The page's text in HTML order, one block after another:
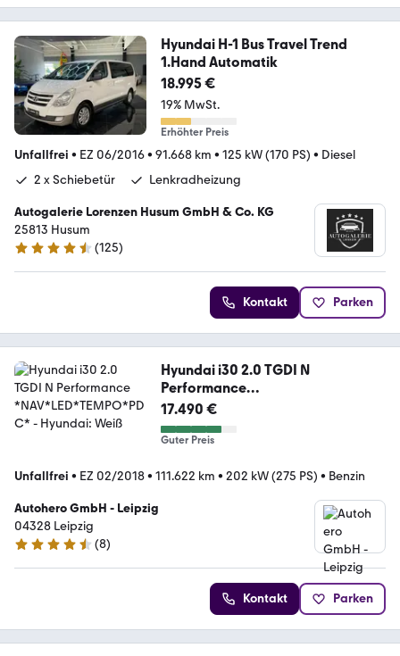
Hyundai H-1 Bus Travel Trend
1.Hand Automatik
18.995 €
19% MwSt.
Erhöhter Preis
Unfallfrei • EZ 06/2016• 91.668 km • 125 kW (170 PS) • Diesel
2 x Schiebetür
Lenkradheizung
Autogalerie Lorenzen Husum GmbH & Co. KG
25813 Husum
4.3 Sterne
(125)
Kontakt Parken
Hyundai i30 2.0 TGDI N
Performance
*NAV*LED*TEMPO*PDC*
17.490 €
Guter Preis
Unfallfrei • EZ 02/2018• 111.622 km • 202 kW (275 PS) • Benzin
Autohero GmbH - Leipzig
04328 Leipzig
4.3 Sterne
(8)
Kontakt Parken